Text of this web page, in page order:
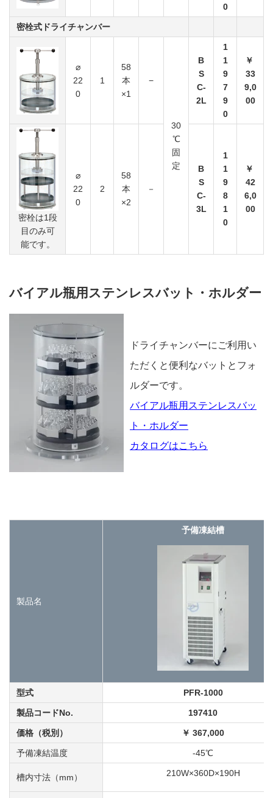
0
密栓式ドライチャンバー
⌀
22
0
1
58
本
×1
−
30
℃
固
定
B
S
C-
2L
1
1
9
7
9
0
￥
33
9,0
00
密栓は1段
目のみ可
能です。
⌀
22
0
2
58
本
×2
－
B
S
C-
3L
1
1
9
8
1
0
￥
42
6,0
00
バイアル瓶用ステンレスバット・ホルダー
ドライチャンバーにご利用い
ただくと便利なバットとフォ
ルダーです。
バイアル瓶用ステンレスバッ
ト・ホルダー
カタログはこちら
製品名
予備凍結槽
型式 PFR-1000
製品コードNo. 197410
価格（税別） ￥ 367,000
予備凍結温度 -45℃
槽内寸法（mm） 210W×360D×190H